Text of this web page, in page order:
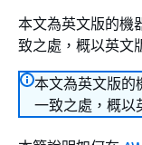
本文為英文版的機
致之處，概以英文
本文為英文版的
一致之處，概以